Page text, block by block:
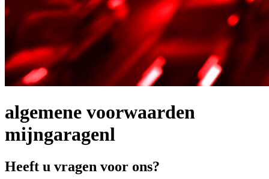
algemene voorwaarden
mijngaragenl
Heeft u vragen voor ons?